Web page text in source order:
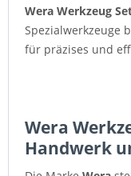
Wera Werkzeug
Spezialwerkzeuge
für präzises und
Wera
Handwerk